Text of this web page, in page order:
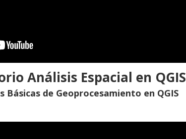
Análisis Espacial en QGIS
de Geoprocesamiento en QGIS